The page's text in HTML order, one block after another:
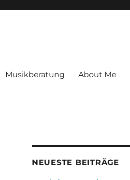
Musikberatung About Me
NEUESTE BEITRÄGE